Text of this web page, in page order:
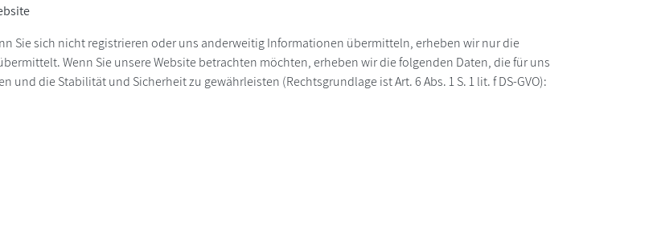
Sie sich nicht registrieren oder uns anderweitig Informationen übermitteln, erheben wir nur die
Wenn Sie unsere Website betrachten möchten, erheben wir die folgenden Daten, die für uns
die Stabilität und Sicherheit zu gewährleisten (Rechtsgrundlage ist Art. 6 Abs. 1 S. 1 lit. f DS-GVO):